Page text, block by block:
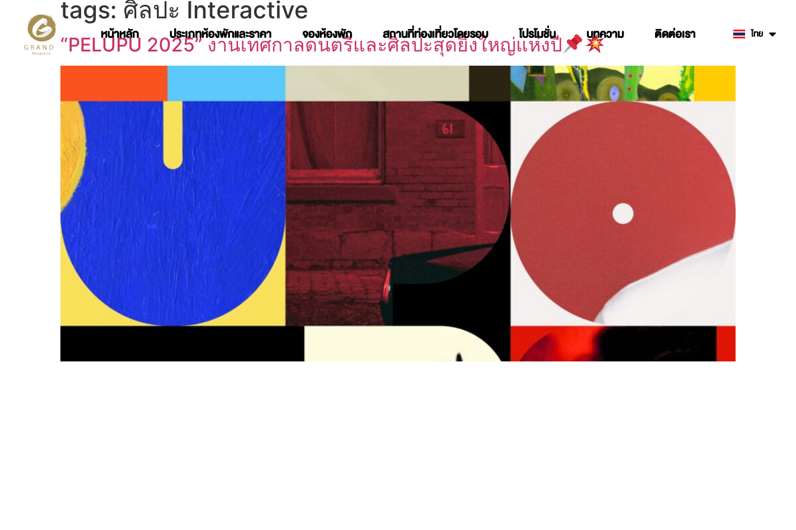
หน้าหลัก ประเภทห้องพักและราคา จองห้องพัก สถานที่ท่องเที่ยวโดยรอบ โปรโมชั่น บทความ ติดต่อเรา ไทย
English
tags: ศิลปะ Interactive
“PELUPU 2025” งานเทศกาลดนตรีและศิลปะสุดยิ่งใหญ่แห่งปี